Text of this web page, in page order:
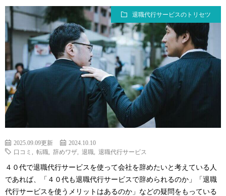
退職代行サービスのトリセツ
2025.09.09更新
2024.10.10
口コミ
転職 辞めワザ 退職 退職代行サービス
４０代で退職代行サービスを使って会社を辞めたいと考えている人
であれば、「４０代も退職代行サービスで辞められるのか」「退職
代行サービスを使うメリットはあるのか」などの疑問をもっている